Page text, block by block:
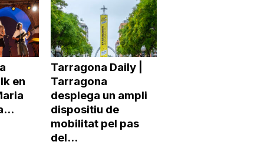
en
Tarragona Daily |
Tarragona
desplega un ampli
dispositiu de
mobilitat pel pas
del...